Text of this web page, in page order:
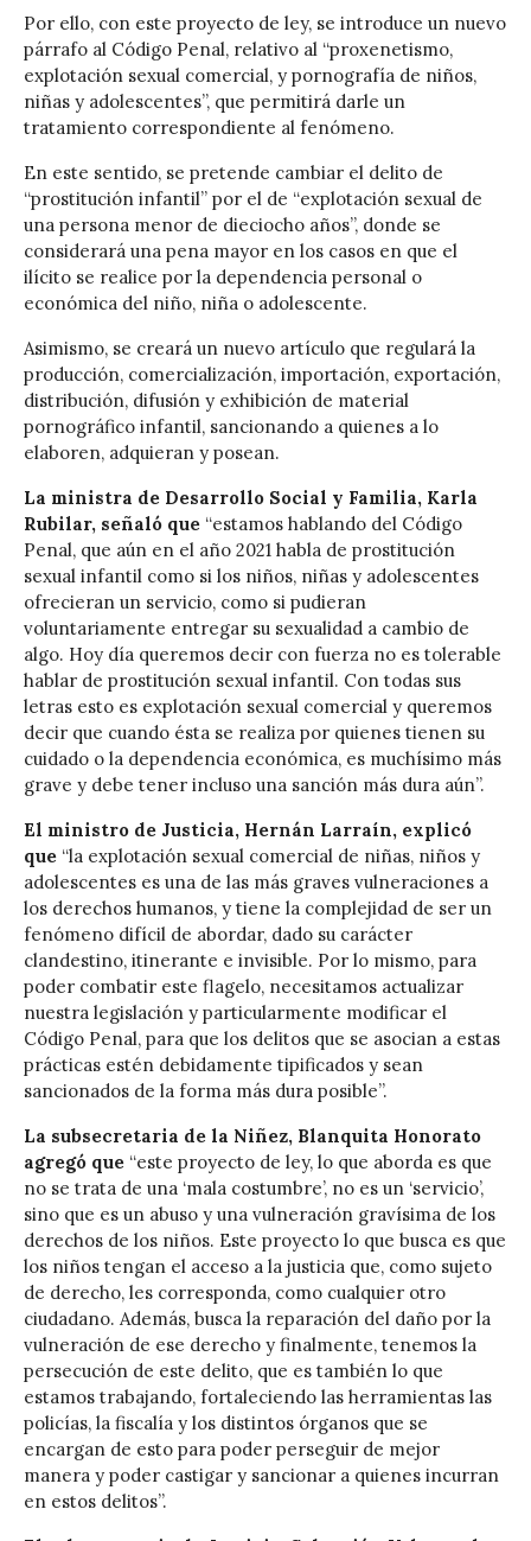
Por ello, con este proyecto de ley, se introduce un nuevo
párrafo al Código Penal, relativo al “proxenetismo,
explotación sexual comercial, y pornografía de niños,
niñas y adolescentes”, que permitirá darle un
tratamiento correspondiente al fenómeno.
En este sentido, se pretende cambiar el delito de
“prostitución infantil” por el de “explotación sexual de
una persona menor de dieciocho años”, donde se
considerará una pena mayor en los casos en que el
ilícito se realice por la dependencia personal o
económica del niño, niña o adolescente.
Asimismo, se creará un nuevo artículo que regulará la
producción, comercialización, importación, exportación,
distribución, difusión y exhibición de material
pornográfico infantil, sancionando a quienes a lo
elaboren, adquieran y posean.
La ministra de Desarrollo Social y Familia, Karla
Rubilar, señaló que “estamos hablando del Código
Penal, que aún en el año 2021 habla de prostitución
sexual infantil como si los niños, niñas y adolescentes
ofrecieran un servicio, como si pudieran
voluntariamente entregar su sexualidad a cambio de
algo. Hoy día queremos decir con fuerza no es tolerable
hablar de prostitución sexual infantil. Con todas sus
letras esto es explotación sexual comercial y queremos
decir que cuando ésta se realiza por quienes tienen su
cuidado o la dependencia económica, es muchísimo más
grave y debe tener incluso una sanción más dura aún”.
El ministro de Justicia, Hernán Larraín, explicó
que “la explotación sexual comercial de niñas, niños y
adolescentes es una de las más graves vulneraciones a
los derechos humanos, y tiene la complejidad de ser un
fenómeno difícil de abordar, dado su carácter
clandestino, itinerante e invisible. Por lo mismo, para
poder combatir este flagelo, necesitamos actualizar
nuestra legislación y particularmente modificar el
Código Penal, para que los delitos que se asocian a estas
prácticas estén debidamente tipificados y sean
sancionados de la forma más dura posible”.
La subsecretaria de la Niñez, Blanquita Honorato
agregó que “este proyecto de ley, lo que aborda es que
no se trata de una ‘mala costumbre’, no es un ‘servicio’,
sino que es un abuso y una vulneración gravísima de los
derechos de los niños. Este proyecto lo que busca es que
los niños tengan el acceso a la justicia que, como sujeto
de derecho, les corresponda, como cualquier otro
ciudadano. Además, busca la reparación del daño por la
vulneración de ese derecho y finalmente, tenemos la
persecución de este delito, que es también lo que
estamos trabajando, fortaleciendo las herramientas las
policías, la fiscalía y los distintos órganos que se
encargan de esto para poder perseguir de mejor
manera y poder castigar y sancionar a quienes incurran
en estos delitos”.